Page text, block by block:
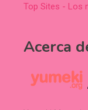
Top Sites - Los
Acerca